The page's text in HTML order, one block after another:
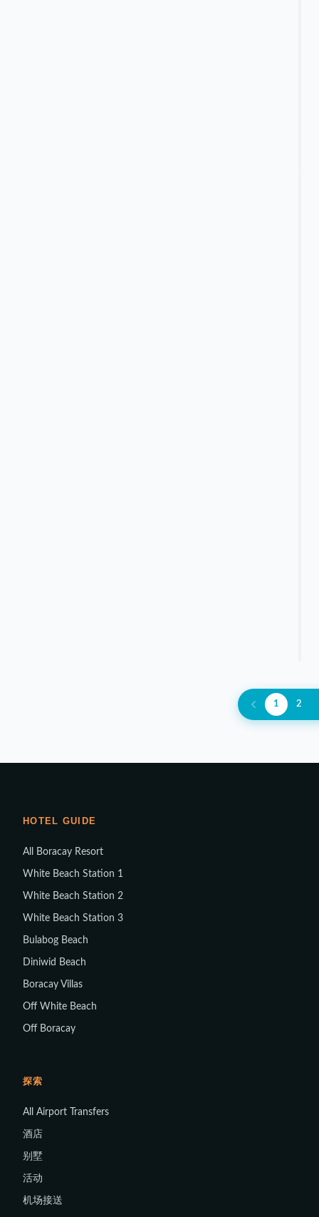
1 2
HOTEL GUIDE
All Boracay Resort
White Beach Station 1
White Beach Station 2
White Beach Station 3
Bulabog Beach
Diniwid Beach
Boracay Villas
Off White Beach
Off Boracay
探索
All Airport Transfers
酒店
别墅
活动
机场接送